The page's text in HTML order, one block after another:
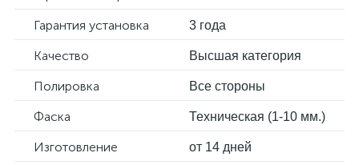
Гарантия установка 3 года
Качество Высшая категория
Полировка Все стороны
Фаска Техническая (1-10 мм.)
Изготовление от 14 дней